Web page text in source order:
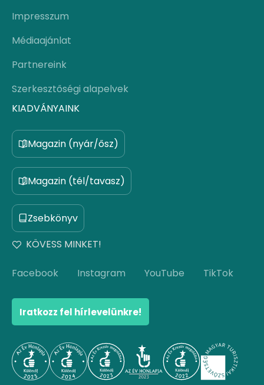
Impresszum
Médiaajánlat
Partnereink
Szerkesztőségi alapelvek
KIADVÁNYAINK
Magazin (nyár/ősz)
Magazin (tél/tavasz)
Zsebkönyv
KÖVESS MINKET!
Facebook Instagram YouTube TikTok
Iratkozz fel hírlevelünkre!